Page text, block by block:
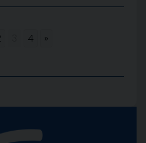
4 »